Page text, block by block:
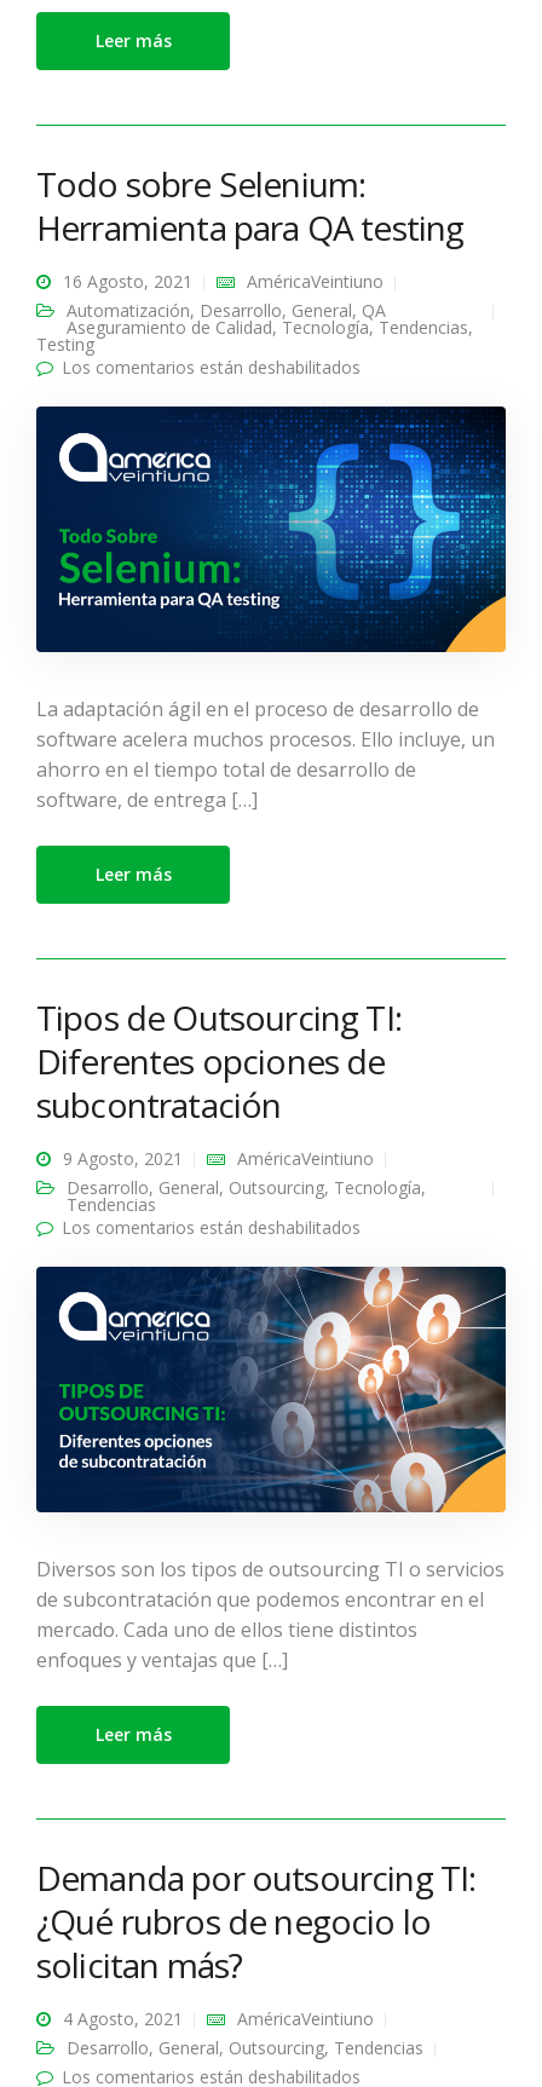
Leer más
Todo sobre Selenium:
Herramienta para QA testing
16 Agosto, 2021
AméricaVeintiuno
Automatización, Desarrollo, General, QA
Aseguramiento de Calidad, Tecnología, Tendencias,
Testing
Los comentarios están deshabilitados
para QA testing
La adaptación ágil en el proceso de desarrollo de
software acelera muchos procesos. Ello incluye, un
ahorro en el tiempo total de desarrollo de
software, de entrega […]
Leer más
Tipos de Outsourcing TI:
Diferentes opciones de
subcontratación
9 Agosto, 2021
AméricaVeintiuno
Desarrollo, General, Outsourcing, Tecnología,
Tendencias
Los comentarios están deshabilitados
Diferentes opciones
de subcontratación
Diversos son los tipos de outsourcing TI o servicios
de subcontratación que podemos encontrar en el
mercado. Cada uno de ellos tiene distintos
enfoques y ventajas que […]
Leer más
Demanda por outsourcing TI:
¿Qué rubros de negocio lo
solicitan más?
4 Agosto, 2021
AméricaVeintiuno
Desarrollo, General, Outsourcing, Tendencias
Los comentarios están deshabilitados